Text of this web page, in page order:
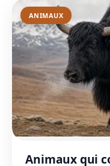
ANIMAUX
Animaux qui